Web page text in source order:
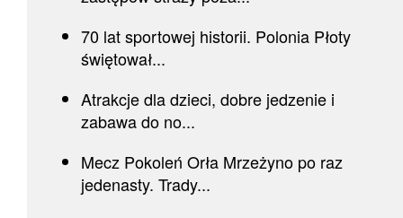
70 lat sportowej historii. Polonia Płoty
świętował...
Atrakcje dla dzieci, dobre jedzenie i
zabawa do no...
Mecz Pokoleń Orła Mrzeżyno po raz
jedenasty. Trady...